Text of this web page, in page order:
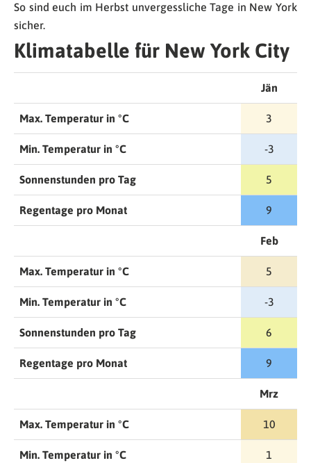
So sind euch im Herbst unvergessliche Tage in New York
sicher.
Klimatabelle für New York City
Jän
Max. Temperatur in °C 3
Min. Temperatur in °C -3
Sonnenstunden pro Tag 5
Regentage pro Monat 9
Feb
Max. Temperatur in °C 5
Min. Temperatur in °C -3
Sonnenstunden pro Tag 6
Regentage pro Monat 9
Mrz
Max. Temperatur in °C 10
Min. Temperatur in °C 1